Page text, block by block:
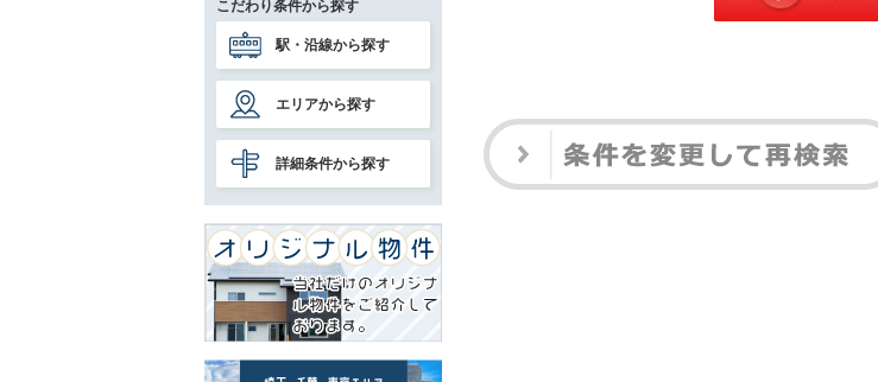
こだわり条件から探す
駅・沿線から探す
エリアから探す
詳細条件から探す